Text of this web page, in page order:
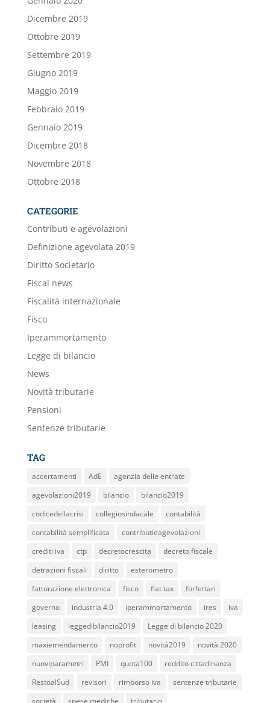
Dicembre 2019
Ottobre 2019
Settembre 2019
Giugno 2019
Maggio 2019
Febbraio 2019
Gennaio 2019
Dicembre 2018
Novembre 2018
Ottobre 2018
CATEGORIE
Contributi e agevolazioni
Definizione agevolata 2019
Diritto Societario
Fiscal news
Fiscalità internazionale
Fisco
Iperammortamento
Legge di bilancio
News
Novità tributarie
Pensioni
Sentenze tributarie
TAG
accertamenti AdE
agenzia delle entrate
agevolazioni2019
bilancio
bilancio2019
codicedellacrisi
collegiosindacale
contabilità
contabilità semplificata
contributieagevolazioni
crediti iva
ctp decretocrescita
decreto fiscale
detrazioni fiscali
diritto
esterometro
fatturazione elettronica
fisco flat tax
forfettari
governo
industria 4.0 iperammortamento ires
iva
leasing
leggedibilancio2019
Legge di bilancio 2020
maxiemendamento
noprofit novità2019
novità 2020
nuoviparametri
PMI quota100
reddito cittadinanza
RestoalSud
revisori rimborso iva
sentenze tributarie
società
spese mediche tributario